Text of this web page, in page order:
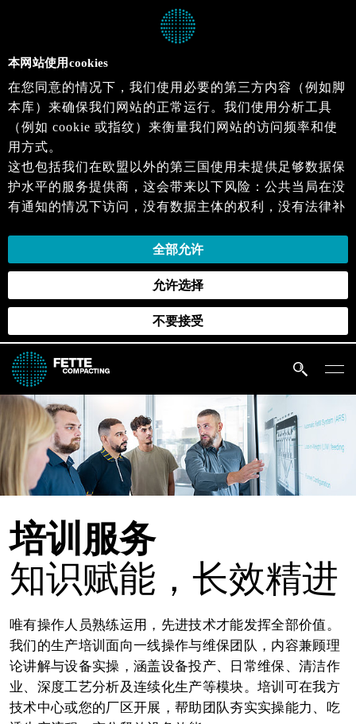
培训服务
知识赋能，长效精进
唯有操作人员熟练运用，先进技术才能发挥全部价值。
我们的生产培训面向一线操作与维保团队，内容兼顾理
论讲解与设备实操，涵盖设备投产、日常维保、清洁作
业、深度工艺分析及连续化生产等模块。培训可在我方
技术中心或您的厂区开展，帮助团队夯实实操能力、吃
本网站使用cookies
在您同意的情况下，我们使用必要的第三方内容（例如脚
本库）来确保我们网站的正常运行。我们使用分析工具
（例如 cookie 或指纹）来衡量我们网站的访问频率和使
用方式。
这也包括我们在欧盟以外的第三国使用未提供足够数据保
护水平的服务提供商，这会带来以下风险：公共当局在没
有通知的情况下访问，没有数据主体的权利，没有法律补
当您同意时，即表示您同意上述活动。您可以撤回您的同
意，并在未来生效。详细信息可以在我们的隐私政策.中
全部允许
允许选择
不要接受